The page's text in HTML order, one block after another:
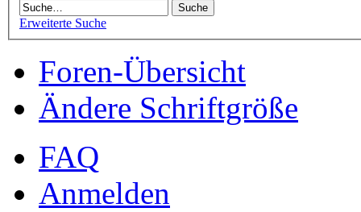
Erweiterte Suche
Foren-Übersicht
Ändere Schriftgröße
FAQ
Anmelden